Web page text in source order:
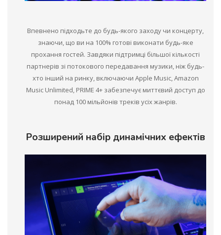
Впевнено підходьте до будь-якого заходу чи концерту,
знаючи, що ви на 100% готові виконати будь-яке
прохання гостей. Завдяки підтримці більшої кількості
партнерів зі потокового передавання музики, ніж будь-
хто інший на ринку, включаючи Apple Music, Amazon
Music Unlimited, PRIME 4+ забезпечує миттєвий доступ до
понад 100 мільйонів треків усіх жанрів.
Розширений набір динамічних ефектів